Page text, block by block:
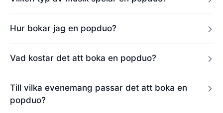
Hur bokar jag en popduo?
Vad kostar det att boka en popduo?
Till vilka evenemang passar det att boka en
popduo?